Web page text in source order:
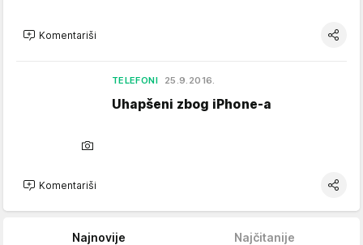
Komentariši
TELEFONI 25.9.2016.
Uhapšeni zbog iPhone-a
Komentariši
Najnovije Najčitanije